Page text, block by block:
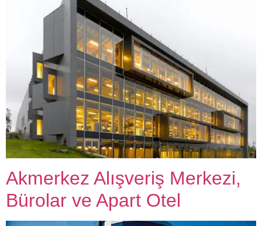
Akmerkez Alışveriş Merkezi,
Bürolar ve Apart Otel